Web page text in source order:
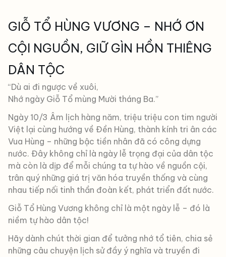
GIỖ TỔ HÙNG VƯƠNG – NHỚ ƠN
CỘI NGUỒN, GIỮ GÌN HỒN THIÊNG
DÂN TỘC
“Dù ai đi ngược về xuôi,
Nhớ ngày Giỗ Tổ mùng Mười tháng Ba.”
Ngày 10/3 Âm lịch hàng năm, triệu triệu con tim người
Việt lại cùng hướng về Đền Hùng, thành kính tri ân các
Vua Hùng – những bậc tiền nhân đã có công dựng
nước. Đây không chỉ là ngày lễ trọng đại của dân tộc
mà còn là dịp để mỗi chúng ta tự hào về nguồn cội,
trân quý những giá trị văn hóa truyền thống và cùng
nhau tiếp nối tinh thần đoàn kết, phát triển đất nước.
Giỗ Tổ Hùng Vương không chỉ là một ngày lễ – đó là
niềm tự hào dân tộc!
Hãy dành chút thời gian để tưởng nhớ tổ tiên, chia sẻ
những câu chuyện lịch sử đầy ý nghĩa và truyền đi